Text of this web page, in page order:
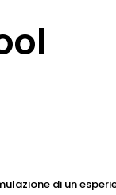
di un